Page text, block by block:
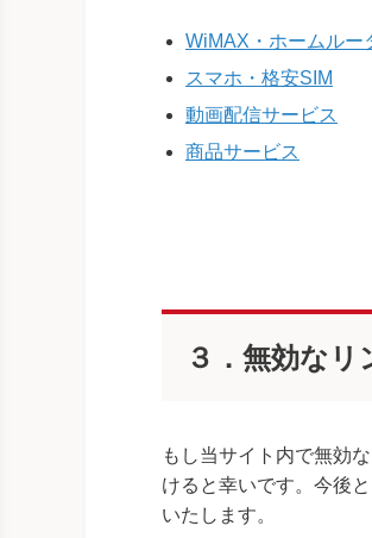
WiMAX・ホームルー
スマホ・格安SIM
動画配信サービス
商品サービス
３．無効なリ
もし当サイト内で無効
けると幸いです。今後
いたします。